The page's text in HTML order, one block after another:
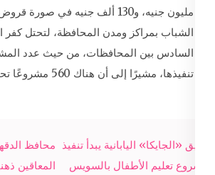
مليون جنيه، و130 ألف جنيه في
الشباب بمراكز ومدن المحافظة، لتحتل كفر
السادس بين المحافظات، من حيث عدد
تنفيذها، مشيرًا إلى أن هناك 560 مشروعًا تحت الدراسة.
Post
navigation
محافظ
المعاقين
فريق «الجايكا» اليابانية يبدأ تنفيذ
مشروع تعليم الأطفال بالسويس